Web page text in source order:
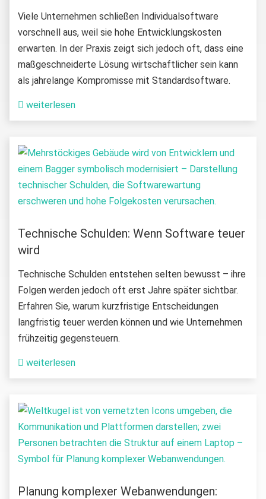
Viele Unternehmen schließen Individualsoftware
vorschnell aus, weil sie hohe Entwicklungskosten
erwarten. In der Praxis zeigt sich jedoch oft, dass eine
maßgeschneiderte Lösung wirtschaftlicher sein kann
als jahrelange Kompromisse mit Standardsoftware.
weiterlesen
Technische Schulden: Wenn Software teuer
wird
Technische Schulden entstehen selten bewusst – ihre
Folgen werden jedoch oft erst Jahre später sichtbar.
Erfahren Sie, warum kurzfristige Entscheidungen
langfristig teuer werden können und wie Unternehmen
frühzeitig gegensteuern.
weiterlesen
Planung komplexer Webanwendungen: